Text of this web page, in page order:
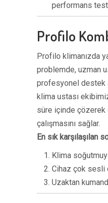
performans testi
Profilo
Profilo klimanızda
problemde, uzman
profesyonel destek
klima ustası
süre içinde çözerek
çalışmasını sağlar.
En sık karşılaşılan
Klima
Cihaz çok sesli
Uzaktan